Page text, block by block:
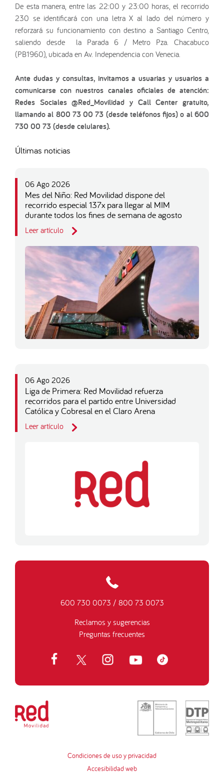
De esta manera, entre las 22:00 y 23:00 horas, el recorrido
230 se identificará con una letra X al lado del número y
reforzará su funcionamiento con destino a Santiago Centro,
saliendo desde la Parada 6 / Metro Pza. Chacabuco
(PB1960), ubicada en Av. Independencia con Venecia.
Ante dudas y consultas, invitamos a usuarias y usuarios a
comunicarse con nuestros canales oficiales de atención:
Redes Sociales @Red_Movilidad y Call Center gratuito,
llamando al 800 73 00 73 (desde teléfonos fijos) o al 600
730 00 73 (desde celulares).
Últimas noticias
06 Ago 2026
Mes del Niño: Red Movilidad dispone del
recorrido especial 137x para llegar al MIM
durante todos los fines de semana de agosto
Leer artículo
06 Ago 2026
Liga de Primera: Red Movilidad refuerza
recorridos para el partido entre Universidad
Católica y Cobresal en el Claro Arena
Leer artículo
600 730 0073 / 800 73 0073
Reclamos y sugerencias
Preguntas frecuentes
Condiciones de uso y privacidad
Accesibilidad web